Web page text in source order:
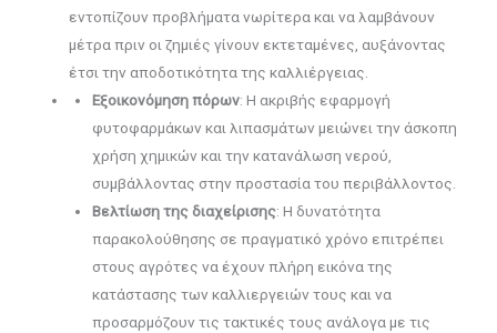
εντοπίζουν προβλήματα νωρίτερα και να λαμβάνουν
μέτρα πριν οι ζημιές γίνουν εκτεταμένες, αυξάνοντας
έτσι την αποδοτικότητα της καλλιέργειας.
Εξοικονόμηση πόρων: Η ακριβής εφαρμογή
φυτοφαρμάκων και λιπασμάτων μειώνει την άσκοπη
χρήση χημικών και την κατανάλωση νερού,
συμβάλλοντας στην προστασία του περιβάλλοντος.
Βελτίωση της διαχείρισης: Η δυνατότητα
παρακολούθησης σε πραγματικό χρόνο επιτρέπει
στους αγρότες να έχουν πλήρη εικόνα της
κατάστασης των καλλιεργειών τους και να
προσαρμόζουν τις τακτικές τους ανάλογα με τις